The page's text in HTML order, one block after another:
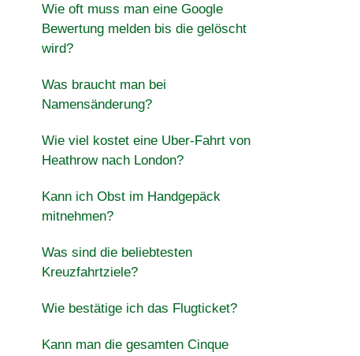
Wie oft muss man eine Google
Bewertung melden bis die gelöscht
wird?
Was braucht man bei
Namensänderung?
Wie viel kostet eine Uber-Fahrt von
Heathrow nach London?
Kann ich Obst im Handgepäck
mitnehmen?
Was sind die beliebtesten
Kreuzfahrtziele?
Wie bestätige ich das Flugticket?
Kann man die gesamten Cinque